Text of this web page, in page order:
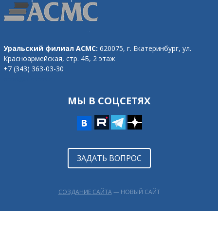
Уральский филиал АСМС: 620075, г. Екатеринбург, ул.
Красноармейская, стр. 4Б, 2 этаж
+7 (343) 363-03-30
МЫ В СОЦСЕТЯХ
ЗАДАТЬ ВОПРОС
СОЗДАНИЕ САЙТА— НОВЫЙ САЙТ